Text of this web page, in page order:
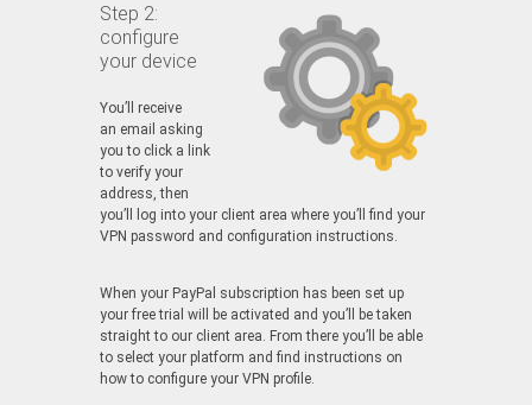
Step 2:
configure
your device
You’ll receive
an email asking
you to click a link
to verify your
address, then
you’ll log into your client area where you’ll find your
VPN password and configuration instructions.
When your PayPal subscription has been set up
your free trial will be activated and you’ll be taken
straight to our client area. From there you’ll be able
to select your platform and find instructions on
how to configure your VPN profile.